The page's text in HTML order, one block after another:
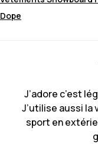
Dope
J’adore c’est
J’utilise aussi la
sport en